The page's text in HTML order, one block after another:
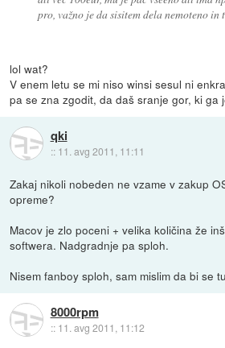
pro, važno je da sisitem dela nemoteno in
lol wat?
V enem letu se mi niso winsi sesul ni
pa se zna zgodit, da daš sranje gor, ki ga
qki
:: 11. avg 2011, 11:11
Zakaj nikoli nobeden ne vzame v zakup
opreme?
Macov je zlo poceni + velika količina že
softwera. Nadgradnje pa sploh.
Nisem fanboy sploh, sam mislim da bi se
8000rpm
:: 11. avg 2011, 11:12